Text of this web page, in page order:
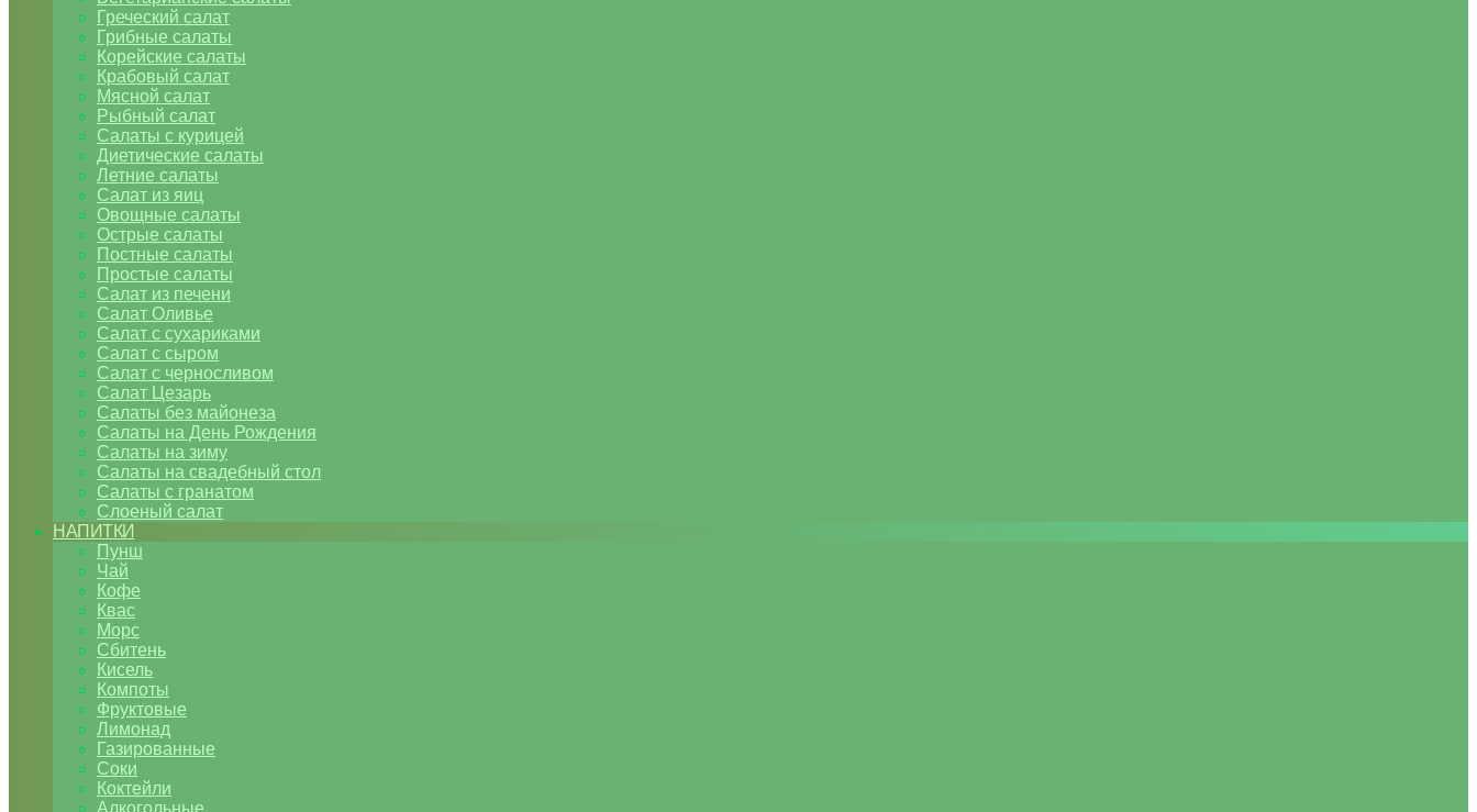
Греческий салат
Грибные салаты
Корейские салаты
Крабовый салат
Мясной салат
Рыбный салат
Салаты с курицей
Диетические салаты
Летние салаты
Салат из яиц
Овощные салаты
Острые салаты
Постные салаты
Простые салаты
Салат из печени
Салат Оливье
Салат с сухариками
Салат с сыром
Салат с черносливом
Салат Цезарь
Салаты без майонеза
Салаты на День Рождения
Салаты на зиму
Салаты на свадебный стол
Салаты с гранатом
Слоеный салат
НАПИТКИ
Пунш
Чай
Кофе
Квас
Морс
Сбитень
Кисель
Компоты
Фруктовые
Лимонад
Газированные
Соки
Коктейли
Алкогольные